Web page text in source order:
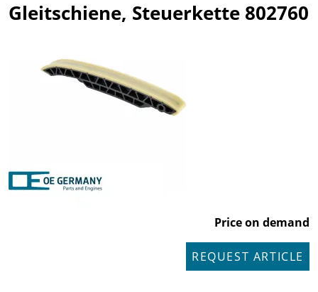
Gleitschiene, Steuerkette 802760
Price on demand
REQUEST ARTICLE